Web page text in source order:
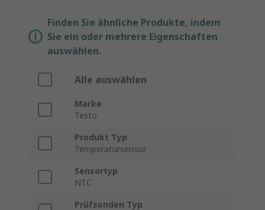
Finden Sie ähnliche Produkte, indem
Sie ein oder mehrere Eigenschaften
auswählen.
Alle auswählen
Marke
Testo
Produkt Typ
Temperatursensor
Sensortyp
NTC
Prüfsonden Typ